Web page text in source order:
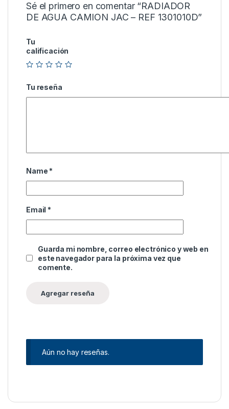
Sé el primero en comentar “RADIADOR
DE AGUA CAMION JAC – REF 1301010D”
Tu
calificación
Tu reseña
Name *
Email *
Guarda mi nombre, correo electrónico y web en
este navegador para la próxima vez que
comente.
Aún no hay reseñas.